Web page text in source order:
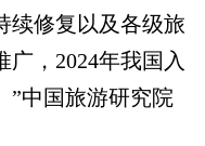
续修复以及各级旅
，2024年我国入
”中国旅游研究院